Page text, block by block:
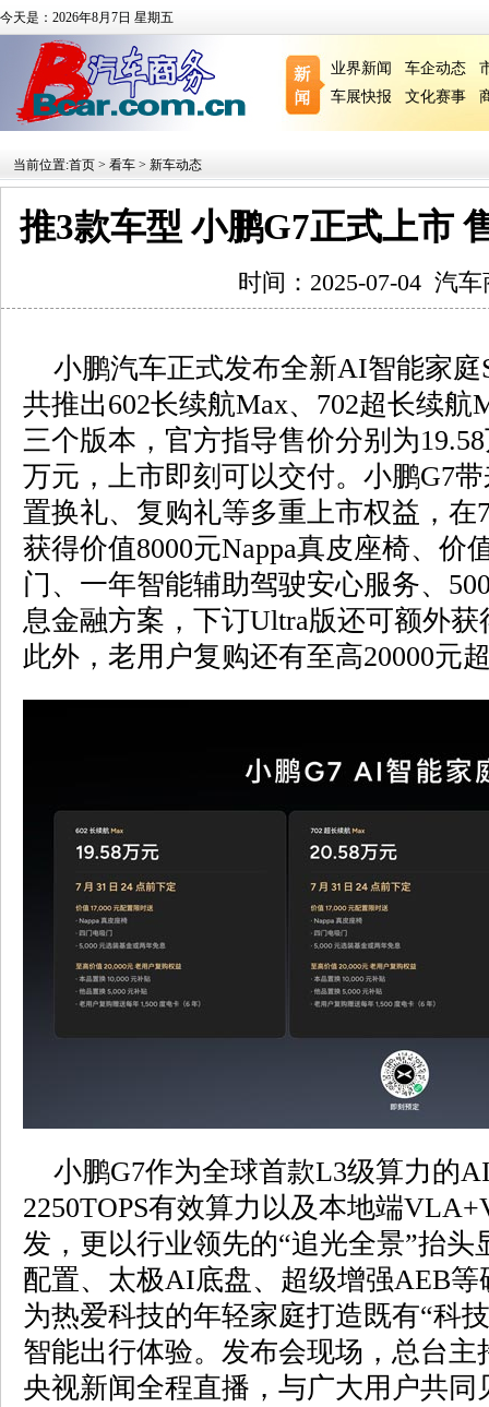
今天是：2026年8月7日 星期五
业界新闻 车企动态
车展快报
文化赛事
当前位置:首页 > 看车 > 新车动态
推3款车型 小鹏G7正式上市
时间：2025-07-04 汽车
小鹏汽车正式发布全新AI智能家
共推出602长续航Max、702超长续航
三个版本，官方指导售价分别为
万元，上市即刻可以交付。小鹏G7
置换礼、复购礼等多重上市权益，在
获得价值8000元Nappa真皮座椅、价
门、一年智能辅助驾驶安心服务、
息金融方案，下订Ultra版还可额外获
此外，老用户复购还有至高20000元
小鹏G7作为全球首款L3级算力的
2250TOPS有效算力以及本地端
发，更以行业领先的“追光全景”抬头
配置、太极AI底盘、超级增强AEB
为热爱科技的年轻家庭打造既有“科
智能出行体验。发布会现场，总台
央视新闻全程直播，与广大用户共同